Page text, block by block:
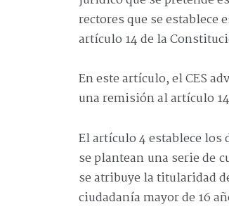
rectores que se
artículo 14 de la
En este artículo, el CES
una remisión al artículo
El artículo 4 establece
se plantean una serie de
se atribuye la titularidad
ciudadanía mayor de 16